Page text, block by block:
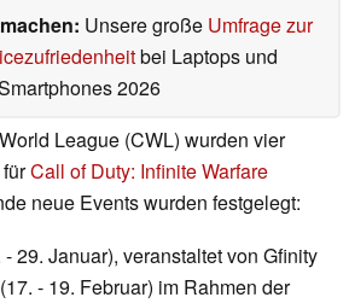
Unsere große Umfrage zur
bei Laptops und
2026
League (CWL) wurden vier
Call of Duty: Infinite Warfare
neue Events wurden festgelegt:
29. Januar), veranstaltet von Gfinity
- 19. Februar) im Rahmen der